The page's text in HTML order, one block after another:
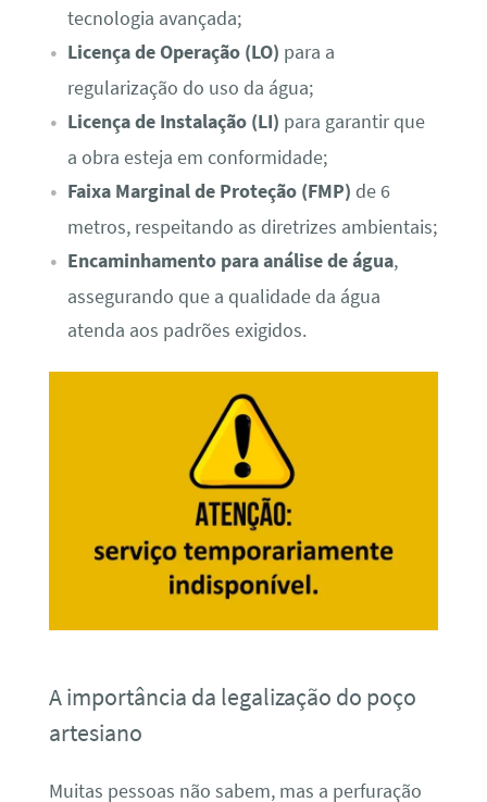
tecnologia avançada;
Licença de Operação (LO) para a
regularização do uso da água;
Licença de Instalação (LI) para garantir que
a obra esteja em conformidade;
Faixa Marginal de Proteção (FMP) de 6
metros, respeitando as diretrizes ambientais;
Encaminhamento para análise de água,
assegurando que a qualidade da água
atenda aos padrões exigidos.
A importância da legalização do poço
artesiano
Muitas pessoas não sabem, mas a perfuração